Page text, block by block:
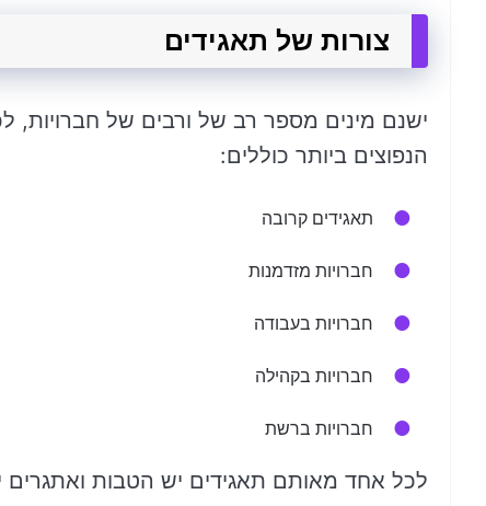
צורות של תאגידים
ישנם מינים מספר רב של ורבים של חברויות,
הנפוצים ביותר כוללים:
תאגידים קרובה
חברויות מזדמנות
חברויות בעבודה
חברויות בקהילה
חברויות ברשת
לכל אחד מאותם תאגידים יש הטבות ואתגרים